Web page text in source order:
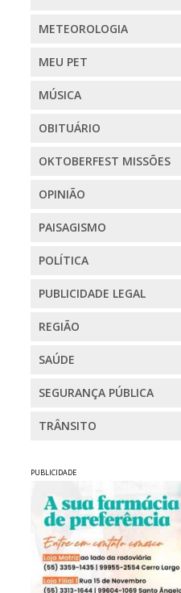
METEOROLOGIA
MEU PET
MÚSICA
OBITUÁRIO
OKTOBERFEST MISSÕES
OPINIÃO
PAISAGISMO
POLÍTICA
PUBLICIDADE LEGAL
REGIÃO
SAÚDE
SEGURANÇA PÚBLICA
TRÂNSITO
PUBLICIDADE